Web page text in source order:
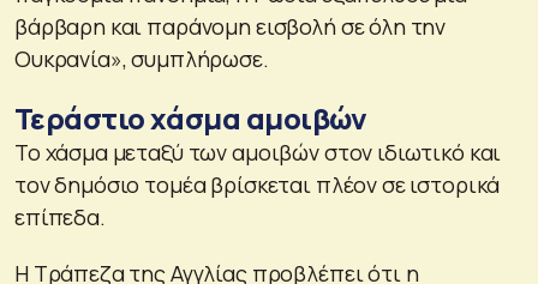
βάρβαρη και παράνομη εισβολή σε όλη την
Ουκρανία», συμπλήρωσε.
Τεράστιο χάσμα αμοιβών
Το χάσμα μεταξύ των αμοιβών στον ιδιωτικό και
τον δημόσιο τομέα βρίσκεται πλέον σε ιστορικά
επίπεδα.
Η Τράπεζα της Αγγλίας προβλέπει ότι η